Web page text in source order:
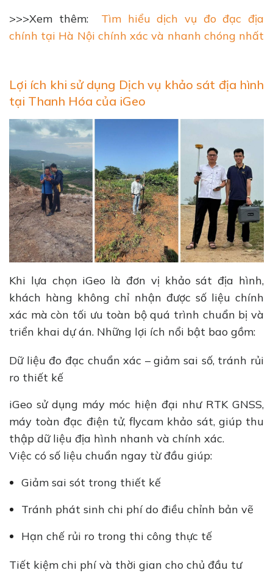
>>>Xem thêm: Tìm hiểu dịch vụ đo đạc địa
chính tại Hà Nội chính xác và nhanh chóng nhất
Lợi ích khi sử dụng Dịch vụ khảo sát địa hình
tại Thanh Hóa của iGeo
Khi lựa chọn iGeo là đơn vị khảo sát địa hình,
khách hàng không chỉ nhận được số liệu chính
xác mà còn tối ưu toàn bộ quá trình chuẩn bị và
triển khai dự án. Những lợi ích nổi bật bao gồm:
Dữ liệu đo đạc chuẩn xác – giảm sai số, tránh rủi
ro thiết kế
iGeo sử dụng máy móc hiện đại như RTK GNSS,
máy toàn đạc điện tử, flycam khảo sát, giúp thu
thập dữ liệu địa hình nhanh và chính xác.
Việc có số liệu chuẩn ngay từ đầu giúp:
Giảm sai sót trong thiết kế
Tránh phát sinh chi phí do điều chỉnh bản vẽ
Hạn chế rủi ro trong thi công thực tế
Tiết kiệm chi phí và thời gian cho chủ đầu tư